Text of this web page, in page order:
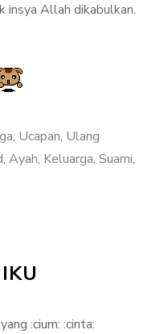
insya Allah dikabulkan.
, Ucapan, Ulang
, Ayah, Keluarga, Suami,
:cium: :cinta: